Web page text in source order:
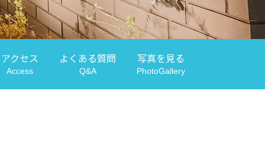
アクセス
Access
よくある質問
Q&A
写真を見る
PhotoGallery